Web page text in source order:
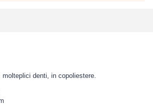
denti, in copoliestere.